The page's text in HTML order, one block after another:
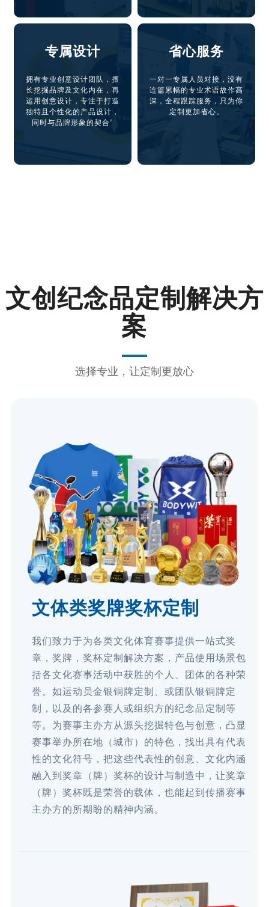
专属设计
拥有专业创意设计团队，擅
长挖掘品牌及文化内在，再
运用创意设计，专注于打造
独特且个性化的产品设计，
同时与品牌形象的契合”
省心服务
一对一专属人员对接，没有
连篇累幅的专业术语故作高
深，全程跟踪服务，只为你
定制更加省心。
文创纪念品定制解决方
案
选择专业，让定制更放心
文体类奖牌奖杯定制
我们致力于为各类文化体育赛事提供一站式奖
章，奖牌，奖杯定制解决方案，产品使用场景包
括各文化赛事活动中获胜的个人、团体的各种荣
誉。如运动员金银铜牌定制、或团队银铜牌定
制，以及的各参赛人或组织方的纪念品定制等
等。为赛事主办方从源头挖掘特色与创意，凸显
赛事举办所在地（城市）的特色，找出具有代表
性的文化符号，把这些代表性的创意、文化内涵
融入到奖章（牌）奖杯的设计与制造中，让奖章
（牌）奖杯既是荣誉的载体，也能起到传播赛事
主办方的所期盼的精神内涵。